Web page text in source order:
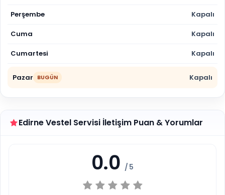
Perşembe Kapalı
Cuma Kapalı
Cumartesi Kapalı
Pazar BUGÜN Kapalı
Edirne Vestel Servisi İletişim Puan & Yorumlar
0.0 / 5